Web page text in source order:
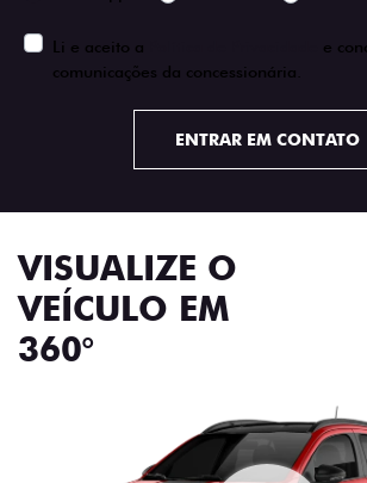
Li e aceito a
e
comunicações da concessionária.
ENTRAR EM CONTATO
VISUALIZE O
VEÍCULO EM
360°